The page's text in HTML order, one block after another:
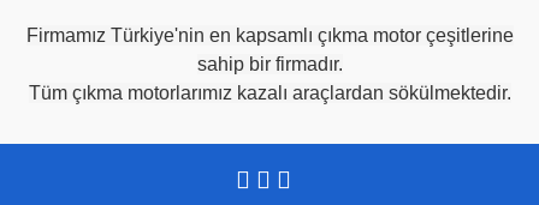
Firmamız Türkiye'nin en kapsamlı çıkma motor çeşitlerine
sahip bir firmadır.
Tüm çıkma motorlarımız kazalı araçlardan sökülmektedir.